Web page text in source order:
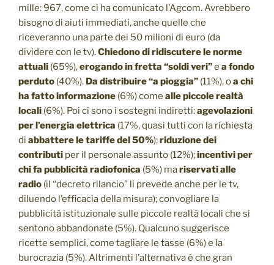
mille: 967, come ci ha comunicato l’Agcom. Avrebbero
bisogno di aiuti immediati, anche quelle che
riceveranno una parte dei 50 milioni di euro (da
dividere con le tv).Chiedono di ridiscutere le norme
attuali (65%),erogando in fretta “soldi veri”e a fondo
perduto (40%). Da distribuire “a pioggia” (11%), oa chi
ha fatto informazione (6%) come alle piccole realtà
locali (6%). Poi ci sono i sostegni indiretti:agevolazioni
per l’energia elettrica (17%, quasi tutti con la richiesta
di abbattere le tariffe del 50%);riduzione dei
contributi per il personale assunto (12%);incentivi per
chi fa pubblicità radiofonica (5%) mariservati alle
radio (il “decreto rilancio” li prevede anche per le tv,
diluendo l’efficacia della misura); convogliare la
pubblicità istituzionale sulle piccole realtà locali che si
sentono abbandonate (5%). Qualcuno suggerisce
ricette semplici, come tagliare le tasse (6%) e la
burocrazia (5%). Altrimenti l’alternativa è che gran